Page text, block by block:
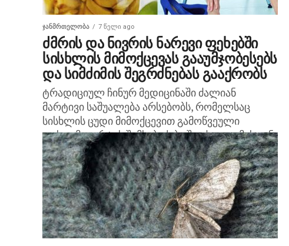
ᲯᲐᲜᲛᲠᲗᲔᲚᲝᲑᲐ 7 წელი ago
ძმრის და ნივრის ნარევი ფეხებში
სისხლის მიმოქცევას გააუმჯობესებს
და სიმძიმის შეგრძნებას გააქრობს
ტრადიციულ ჩინურ მედიცინაში ძალიან
მარტივი საშუალება არსებობს, რომელსაც
სისხლის ცუდი მიმოქცევით გამოწვეული
დისკომფორტის შემსუბუქება შეუძლია. ამასთან
საერთო ჯანმრთელობის შენარჩუნებასაც ხელს
უწყობს. ეს ძმრის და უმი ნივრის...